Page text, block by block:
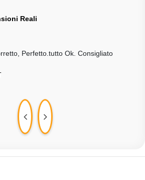
Reali
Perfetto.tutto Ok. Consigliato
Descrizione, Grazie.